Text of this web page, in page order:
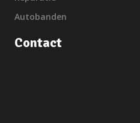
Autobanden
Contact